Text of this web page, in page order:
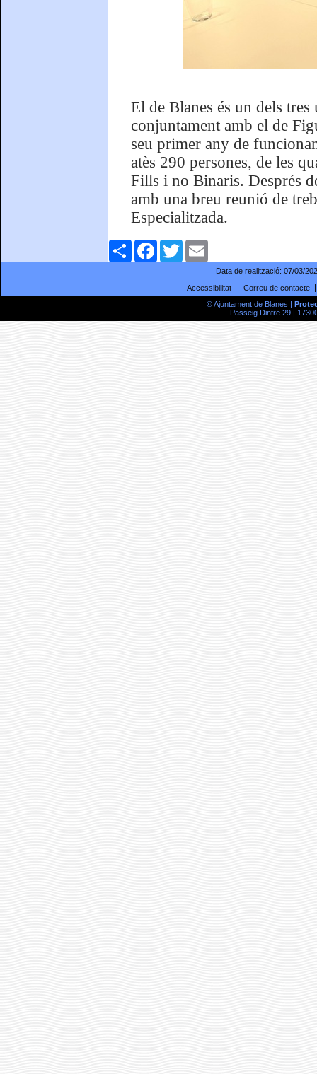
El de Blanes és un dels
conjuntament amb el de
seu primer any de
atès 290 persones, de les
Fills i no Binaris. Després
amb una breu reunió de
Especialitzada.
ComparteixFacebookTwitter
Data de realització: 07/03/
Accessibilitat
Correu de contacte
© Ajuntament de Blanes |
Passeig Dintre 29 |